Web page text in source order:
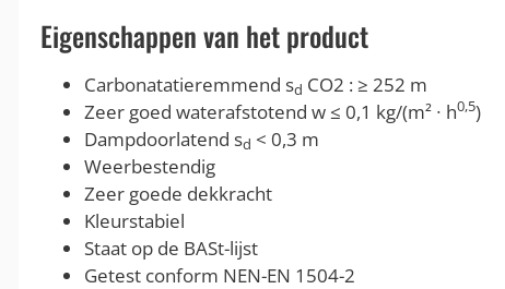
Eigenschappen van het product
Carbonatatieremmend sd CO2 : ≥ 252 m
Zeer goed waterafstotend w ≤ 0,1 kg/(m² ∙ h0,5)
Dampdoorlatend sd < 0,3 m
Weerbestendig
Zeer goede dekkracht
Kleurstabiel
Staat op de BASt-lijst
Getest conform NEN-EN 1504-2